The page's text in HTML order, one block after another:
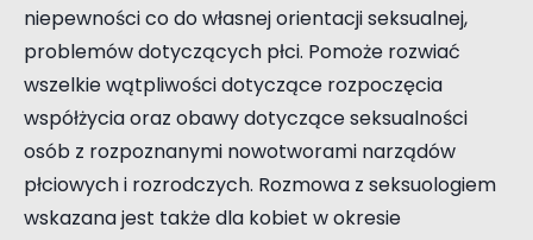
niepewności co do własnej orientacji seksualnej,
problemów dotyczących płci. Pomoże rozwiać
wszelkie wątpliwości dotyczące rozpoczęcia
współżycia oraz obawy dotyczące seksualności
osób z rozpoznanymi nowotworami narządów
płciowych i rozrodczych. Rozmowa z seksuologiem
wskazana jest także dla kobiet w okresie